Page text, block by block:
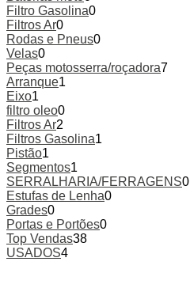
Filtro Gasolina0
Filtros Ar0
Rodas e Pneus0
Velas0
Peças motosserra/roçadora7
Arranque1
Eixo1
filtro oleo0
Filtros Ar2
Filtros Gasolina1
Pistão1
Segmentos1
SERRALHARIA/FERRAGENS0
Estufas de Lenha0
Grades0
Portas e Portões0
Top Vendas38
USADOS4